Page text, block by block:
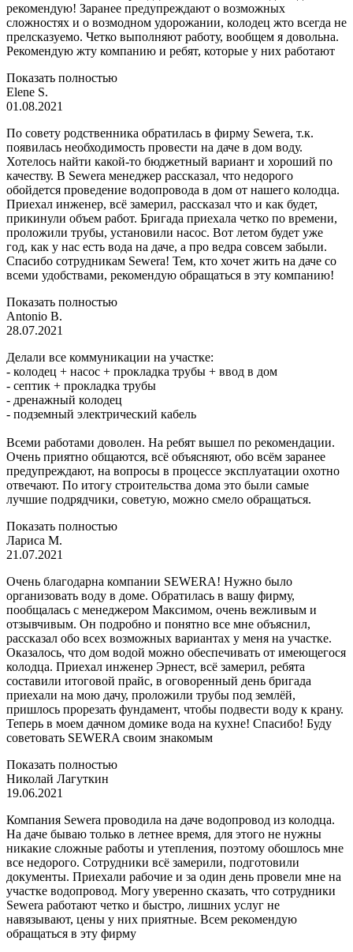
рекомендую! Заранее предупреждают о возможных
сложностях и о возмодном удорожании, колодец жто всегда не
прелсказуемо. Четко выполняют работу, вообщем я довольна.
Рекомендую жту компанию и ребят, которые у них работают
Показать полностью
Elene S.
01.08.2021
По совету родственника обратилась в фирму Sewera, т.к.
появилась необходимость провести на даче в дом воду.
Хотелось найти какой-то бюджетный вариант и хороший по
качеству. В Sewera менеджер рассказал, что недорого
обойдется проведение водопровода в дом от нашего колодца.
Приехал инженер, всё замерил, рассказал что и как будет,
прикинули объем работ. Бригада приехала четко по времени,
проложили трубы, установили насос. Вот летом будет уже
год, как у нас есть вода на даче, а про ведра совсем забыли.
Спасибо сотрудникам Sewera! Тем, кто хочет жить на даче со
всеми удобствами, рекомендую обращаться в эту компанию!
Показать полностью
Antonio B.
28.07.2021
Делали все коммуникации на участке:
- колодец + насос + прокладка трубы + ввод в дом
- септик + прокладка трубы
- дренажный колодец
- подземный электрический кабель
Всеми работами доволен. На ребят вышел по рекомендации.
Очень приятно общаются, всё объясняют, обо всём заранее
предупреждают, на вопросы в процессе эксплуатации охотно
отвечают. По итогу строительства дома это были самые
лучшие подрядчики, советую, можно смело обращаться.
Показать полностью
Лариса М.
21.07.2021
Очень благодарна компании SEWERA! Нужно было
организовать воду в доме. Обратилась в вашу фирму,
пообщалась с менеджером Максимом, очень вежливым и
отзывчивым. Он подробно и понятно все мне объяснил,
рассказал обо всех возможных вариантах у меня на участке.
Оказалось, что дом водой можно обеспечивать от имеющегося
колодца. Приехал инженер Эрнест, всё замерил, ребята
составили итоговой прайс, в оговоренный день бригада
приехали на мою дачу, проложили трубы под землёй,
пришлось прорезать фундамент, чтобы подвести воду к крану.
Теперь в моем дачном домике вода на кухне! Спасибо! Буду
советовать SEWERA своим знакомым
Показать полностью
Николай Лагуткин
19.06.2021
Компания Sewera проводила на даче водопровод из колодца.
На даче бываю только в летнее время, для этого не нужны
никакие сложные работы и утепления, поэтому обошлось мне
все недорого. Сотрудники всё замерили, подготовили
документы. Приехали рабочие и за один день провели мне на
участке водопровод. Могу уверенно сказать, что сотрудники
Sewera работают четко и быстро, лишних услуг не
навязывают, цены у них приятные. Всем рекомендую
обращаться в эту фирму